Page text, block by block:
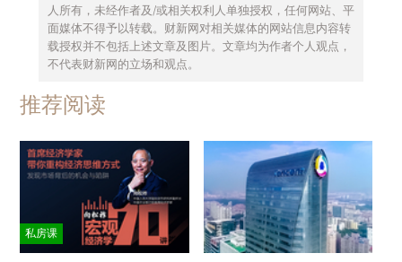
人所有，未经作者及/或相关权利人单独授权，任何网站、平
面媒体不得予以转载。财新网对相关媒体的网站信息内容转
载授权并不包括上述文章及图片。文章均为作者个人观点，
不代表财新网的立场和观点。
推荐阅读
私房课